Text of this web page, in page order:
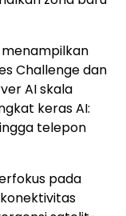
menampilkan
Challenge dan
AI skala
keras AI:
telepon
pada